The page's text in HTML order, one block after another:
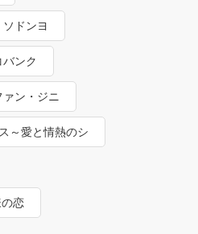
ソドンヨ
ンク
ァン・ジニ
～愛と情熱のシ
恋